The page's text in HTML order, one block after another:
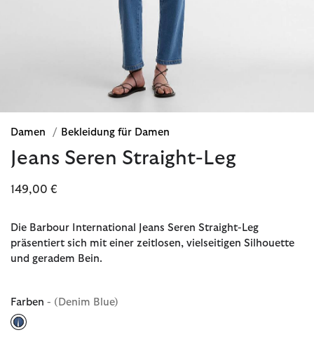
Damen / Bekleidung für Damen
Jeans Seren Straight-Leg
149,00 €
Die Barbour International Jeans Seren Straight-Leg
präsentiert sich mit einer zeitlosen, vielseitigen Silhouette
und geradem Bein.
Farben - (Denim Blue)